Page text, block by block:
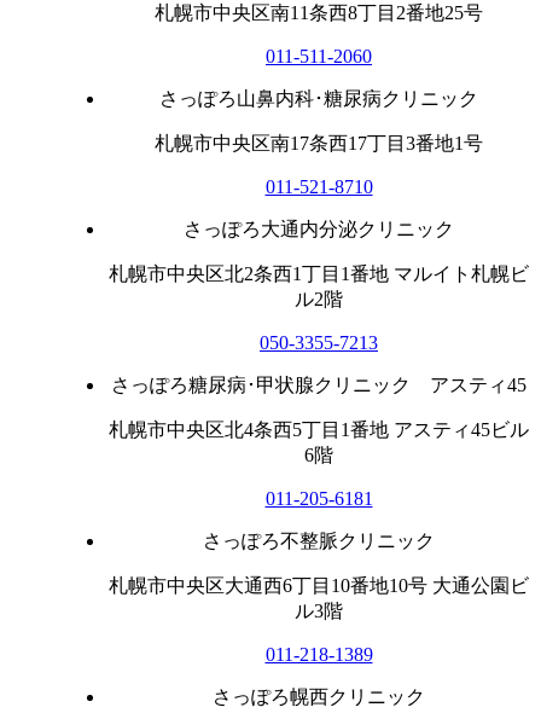
札幌市中央区南11条西8丁目2番地25号
011-511-2060
さっぽろ山鼻内科･糖尿病クリニック
札幌市中央区南17条西17丁目3番地1号
011-521-8710
さっぽろ大通内分泌クリニック
札幌市中央区北2条西1丁目1番地 マルイト札幌ビ
ル2階
050-3355-7213
さっぽろ糖尿病･甲状腺クリニック アスティ45
札幌市中央区北4条西5丁目1番地 アスティ45ビル
6階
011-205-6181
さっぽろ不整脈クリニック
札幌市中央区大通西6丁目10番地10号 大通公園ビ
ル3階
011-218-1389
さっぽろ幌西クリニック